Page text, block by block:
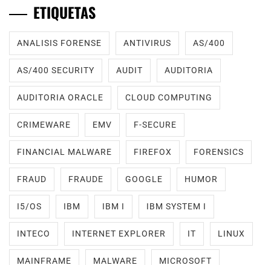
ETIQUETAS
ANALISIS FORENSE ANTIVIRUS AS/400
AS/400 SECURITY AUDIT AUDITORIA
AUDITORIA ORACLE CLOUD COMPUTING
CRIMEWARE EMV F-SECURE
FINANCIAL MALWARE FIREFOX FORENSICS
FRAUD FRAUDE GOOGLE HUMOR
I5/OS IBM IBM I IBM SYSTEM I
INTECO INTERNET EXPLORER IT LINUX
MAINFRAME MALWARE MICROSOFT